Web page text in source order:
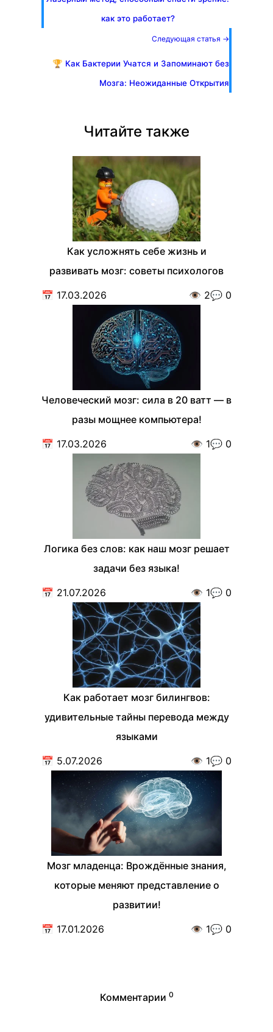
как это работает?
Следующая статья →
🏆 Как Бактерии Учатся и Запоминают без
Мозга: Неожиданные Открытия
Читайте также
Как усложнять себе жизнь и
развивать мозг: советы психологов
📅 17.03.2026 👁️ 2💬 0
Человеческий мозг: сила в 20 ватт — в
разы мощнее компьютера!
📅 17.03.2026 👁️ 1💬 0
Логика без слов: как наш мозг решает
задачи без языка!
📅 21.07.2026 👁️ 1💬 0
Как работает мозг билингвов:
удивительные тайны перевода между
языками
📅 5.07.2026 👁️ 1💬 0
Мозг младенца: Врождённые знания,
которые меняют представление о
развитии!
📅 17.01.2026 👁️ 1💬 0
Комментарии 0